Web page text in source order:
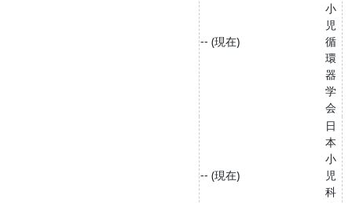
-- (現在)
小
児
循
環
器
学
会
-- (現在)
日
本
小
児
科